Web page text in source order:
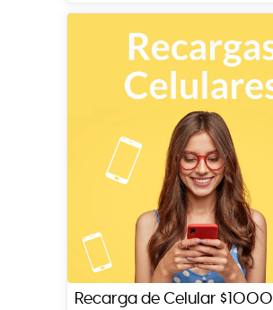
Recarga de Celular $1000